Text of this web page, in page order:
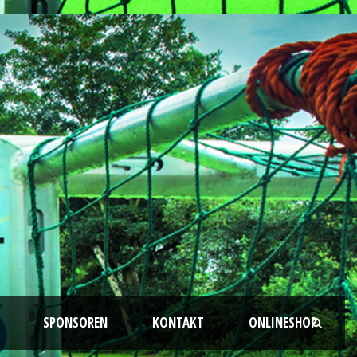
SPONSOREN KONTAKT ONLINESHOP